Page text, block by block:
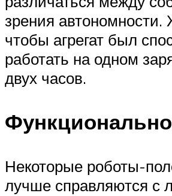
зрения автономности.
чтобы агрегат был
работать на одном
двух часов.
Некоторые роботы-
лучше справляются с